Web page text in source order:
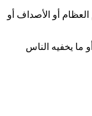
أو الأصداف أو
ما يخفيه الناس